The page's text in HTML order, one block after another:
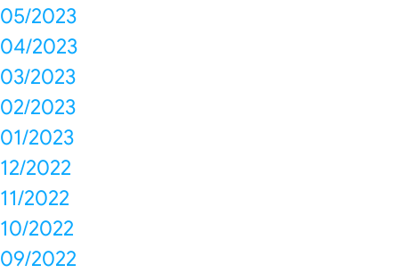
05/2023
04/2023
03/2023
02/2023
01/2023
12/2022
11/2022
10/2022
09/2022